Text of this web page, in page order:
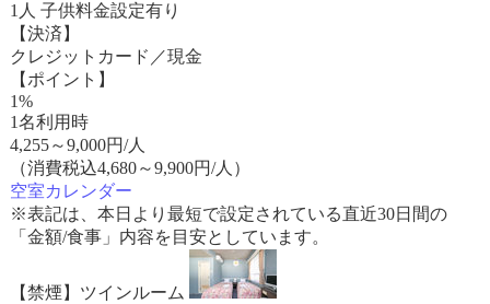
1人 子供料金設定有り
【決済】
クレジットカード／現金
【ポイント】
1%
1名利用時
4,255～9,000円/人
（消費税込4,680～9,900円/人）
空室カレンダー
※表記は、本日より最短で設定されている直近30日間の
「金額/食事」内容を目安としています。
【禁煙】ツインルーム